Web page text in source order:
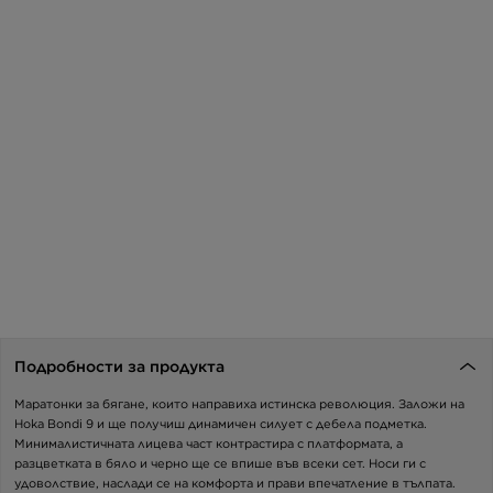
Подробности за продукта
Маратонки за бягане, които направиха истинска революция. Заложи на
Hoka Bondi 9 и ще получиш динамичен силует с дебела подметка.
Минималистичната лицева част контрастира с платформата, а
разцветката в бяло и черно ще се впише във всеки сет. Носи ги с
удоволствие, наслади се на комфорта и прави впечатление в тълпата.